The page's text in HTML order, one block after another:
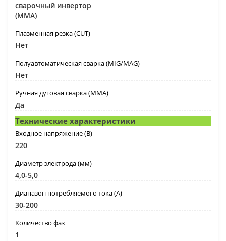
сварочный инвертор
(MMA)
Плазменная резка (CUT)
Нет
Полуавтоматическая сварка (MIG/MAG)
Нет
Ручная дуговая сварка (MMA)
Да
Технические характеристики
Входное напряжение (B)
220
Диаметр электрода (мм)
4,0-5,0
Диапазон потребляемого тока (А)
30-200
Количество фаз
1